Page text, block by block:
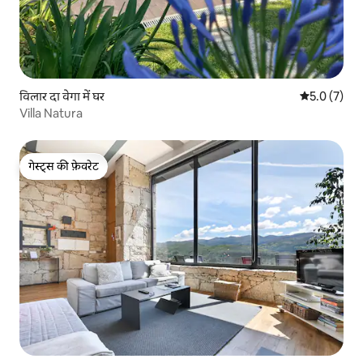
विलार दा वेगा में घर औसत रेटिंग 5
5.0 (7)
Villa Natura
गेस्ट्स की फ़ेवरेट
गेस्ट्स की फ़ेवरेट